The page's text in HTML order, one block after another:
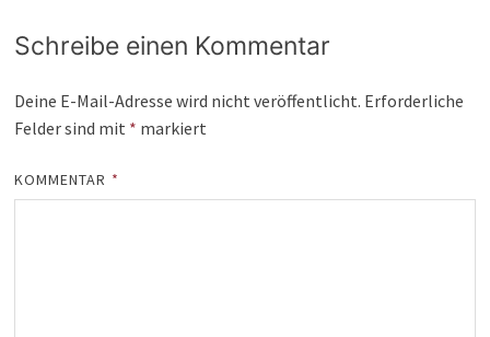
Schreibe einen Kommentar
Deine E-Mail-Adresse wird nicht veröffentlicht. Erforderliche
Felder sind mit * markiert
KOMMENTAR *